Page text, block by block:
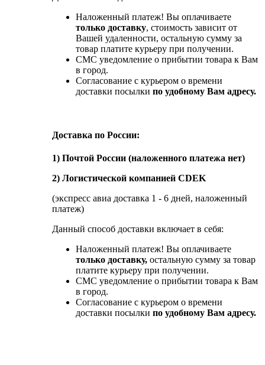
Наложенный платеж! Вы оплачиваете
только доставку, стоимость зависит от
Вашей удаленности, остальную сумму за
товар платите курьеру при получении.
СМС уведомление о прибытии товара к Вам
в город.
Согласование с курьером о времени
доставки посылки по удобному Вам адресу.
Доставка по России:
1) Почтой России (наложенного платежа нет)
2) Логистической компанией CDEK
(экспресс авиа доставка 1 - 6 дней, наложенный
платеж)
Данный способ доставки включает в себя:
Наложенный платеж! Вы оплачиваете
только доставку, остальную сумму за товар
платите курьеру при получении.
СМС уведомление о прибытии товара к Вам
в город.
Согласование с курьером о времени
доставки посылки по удобному Вам адресу.